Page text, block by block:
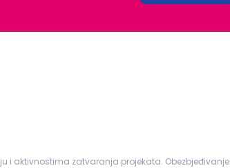
i aktivnostima zatvaranja projekata. Obezbjeđivanje